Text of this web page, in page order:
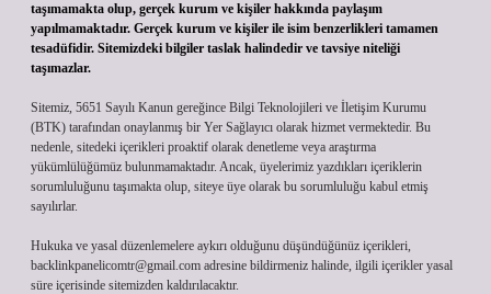
taşımamakta olup, gerçek kurum ve kişiler hakkında paylaşım
yapılmamaktadır. Gerçek kurum ve kişiler ile isim benzerlikleri tamamen
tesadüfidir. Sitemizdeki bilgiler taslak halindedir ve tavsiye niteliği
taşımazlar.
Sitemiz, 5651 Sayılı Kanun gereğince Bilgi Teknolojileri ve İletişim Kurumu
(BTK) tarafından onaylanmış bir Yer Sağlayıcı olarak hizmet vermektedir. Bu
nedenle, sitedeki içerikleri proaktif olarak denetleme veya araştırma
yükümlülüğümüz bulunmamaktadır. Ancak, üyelerimiz yazdıkları içeriklerin
sorumluluğunu taşımakta olup, siteye üye olarak bu sorumluluğu kabul etmiş
sayılırlar.
Hukuka ve yasal düzenlemelere aykırı olduğunu düşündüğünüz içerikleri,
backlinkpanelicomtr@gmail.com adresine bildirmeniz halinde, ilgili içerikler yasal
süre içerisinde sitemizden kaldırılacaktır.